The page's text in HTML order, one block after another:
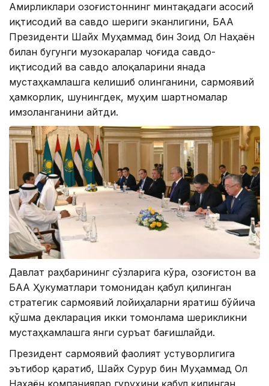
Амирликлари Қозоғистоннинг минтақадаги асосий
иқтисодий ва савдо шериги эканлигини, БАА
Президенти Шайх Муҳаммад бин Зоид Ол Наҳаён
билан бугунги музокаралар чоғида савдо-
иқтисодий ва савдо алоқаларини янада
мустаҳкамлашга келишиб олинганини, сармоявий
ҳамкорлик, шунингдек, муҳим шартномалар
имзоланганини айтди.
Давлат раҳбарининг сўзларига кўра, Қозоғистон ва
БАА Ҳукуматлари томонидан қабул қилинган
стратегик сармоявий лойиҳаларни яратиш бўйича
қўшма декларация икки томонлама шерикликни
мустаҳкамлашга янги суръат бағишлайди.
Президент сармоявий фаолият устуворлигига
эътибор қаратиб, Шайх Сурур бин Муҳаммад Ол
Наҳаён компаниялар гуруҳини қабул қилинган